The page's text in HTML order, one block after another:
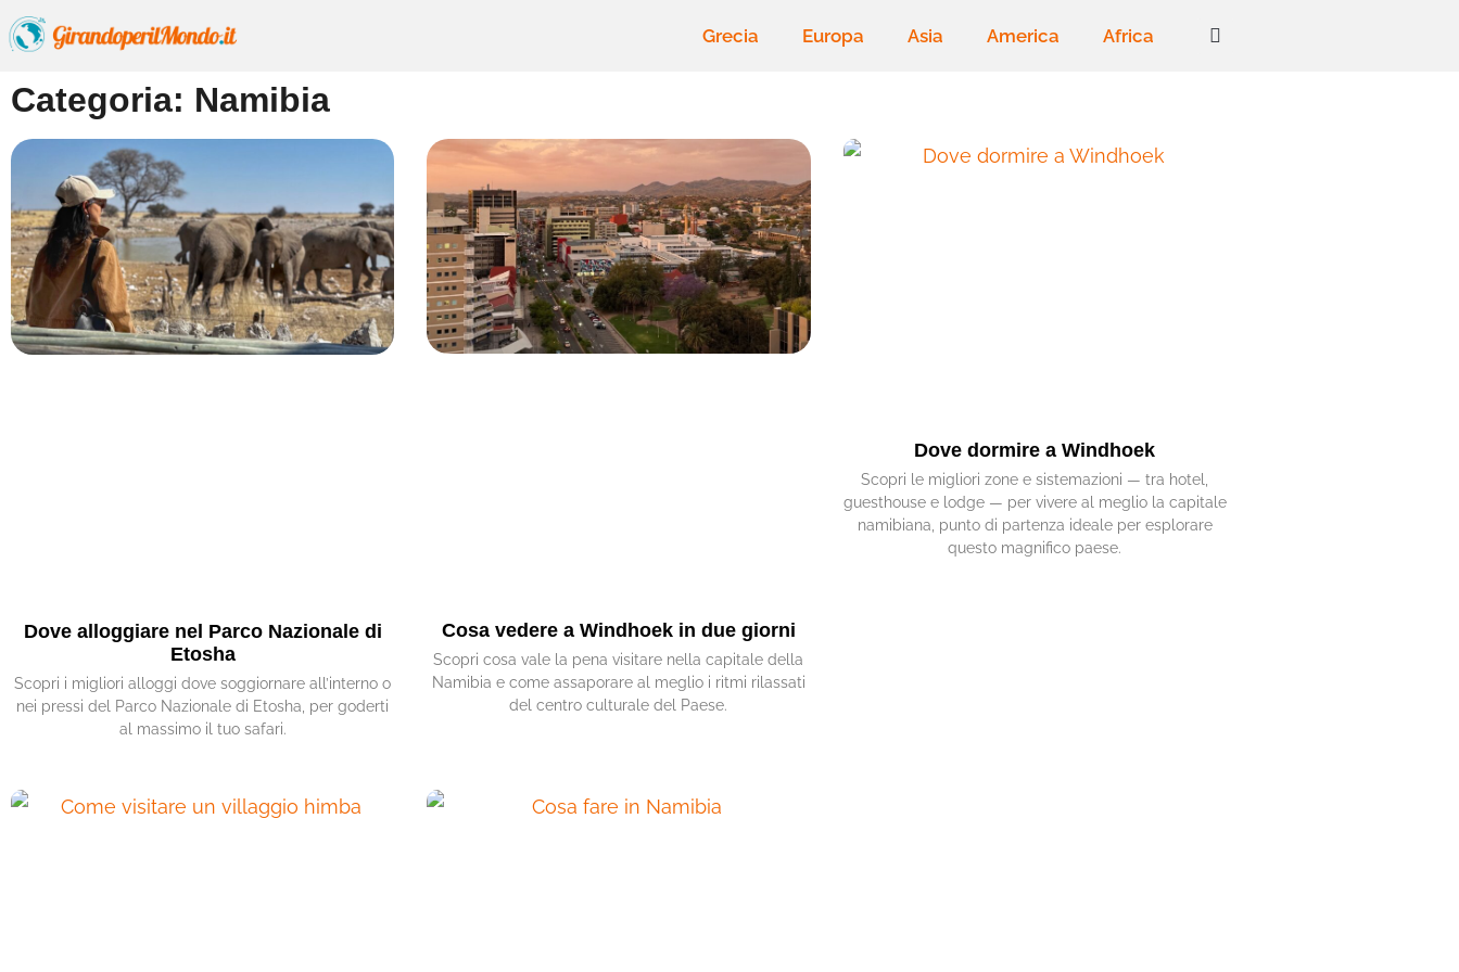
Grecia Europa Asia America Africa
Categoria: Namibia
Dove alloggiare nel Parco Nazionale di
Etosha
Scopri i migliori alloggi dove soggiornare all’interno o
nei pressi del Parco Nazionale di Etosha, per goderti
al massimo il tuo safari.
Cosa vedere a Windhoek in due giorni
Scopri cosa vale la pena visitare nella capitale della
Namibia e come assaporare al meglio i ritmi rilassati
del centro culturale del Paese.
Dove dormire a Windhoek
Scopri le migliori zone e sistemazioni — tra hotel,
guesthouse e lodge — per vivere al meglio la capitale
namibiana, punto di partenza ideale per esplorare
questo magnifico paese.